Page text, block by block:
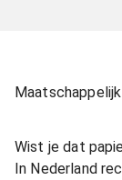
Wist je dat
In Nederland